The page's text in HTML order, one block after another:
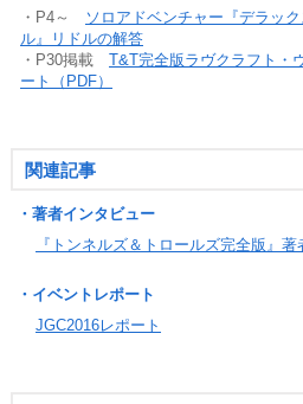
・P4～
ソロアドベンチャー『デラッ
ル』リドルの解答
・P30掲載T&T完全版ラヴクラフト
ート（PDF）
関連記事
・著者インタビュー
『トンネルズ＆トロールズ完全版』
・イベントレポート
JGC2016レポート